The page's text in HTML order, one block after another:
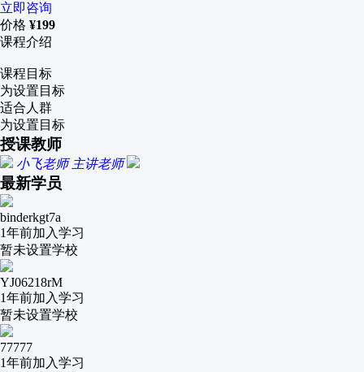
立即咨询
价格 ¥199
课程介绍
课程目标
为设置目标
适合人群
为设置目标
授课教师
小飞老师 主讲老师
最新学员
binderkgt7a
1年前加入学习
暂未设置学校
YJ06218rM
1年前加入学习
暂未设置学校
77777
1年前加入学习